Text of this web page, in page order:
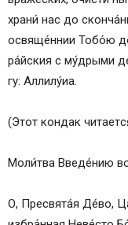
хра­ни́ нас до
освяще́ннии То­бо́ю
ра́йс­кия с му́дрыми
гу: Алли­лу́иа.
(Этот кондак
Мо­ли́т­ва Введе́нию
О, Пре­свя­та́я Де́­во,